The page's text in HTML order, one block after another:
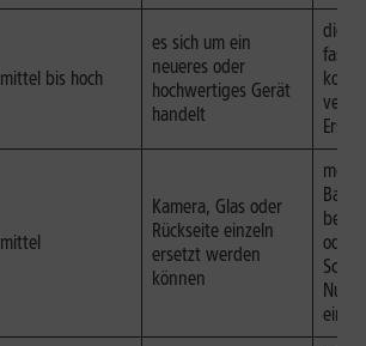
mittel bis hoch
es sich um ein
neueres oder
hochwertiges Gerät
handelt
die
fast
mittel
Kamera, Glas oder
Rückseite einzeln
ersetzt werden
können
oder